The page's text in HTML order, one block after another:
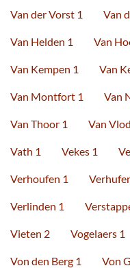
Van der Vorst 1 Van
Van Helden 1 Van
Van Kempen 1 Van
Van Montfort 1 Van
Van Thoor 1 Van
Vath 1 Vekes 1
Verhoufen 1
Verlinden 1
Vieten 2 Vogelaers 1
Von den Berg 1 Von